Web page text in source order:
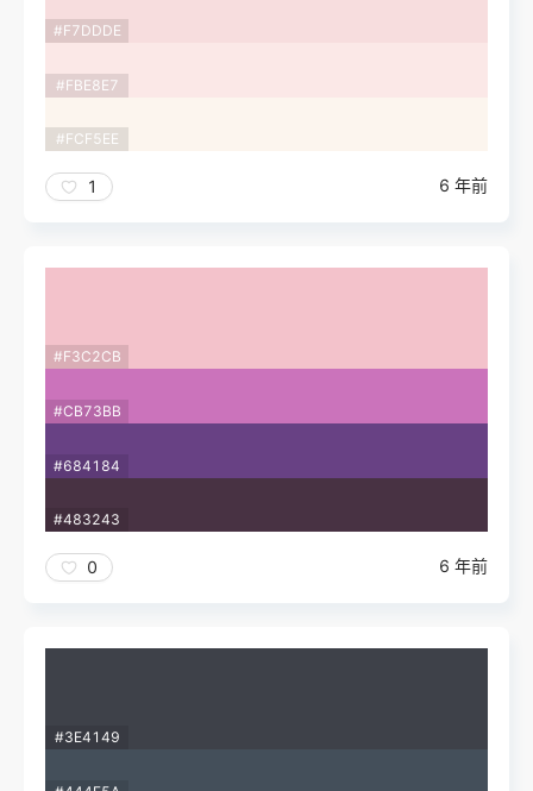
#F7DDDE
#FBE8E7
#FCF5EE
1 6 年前
#F3C2CB
#CB73BB
#684184
#483243
0 6 年前
#3E4149